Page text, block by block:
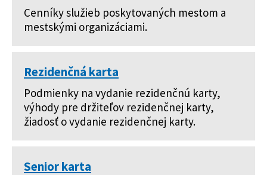
Cenníky služieb poskytovaných mestom a
mestskými organizáciami.
Rezidenčná karta
Podmienky na vydanie rezidenčnú karty,
výhody pre držiteľov rezidenčnej karty,
žiadosť o vydanie rezidenčnej karty.
Senior karta